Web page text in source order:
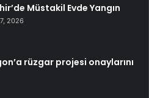
Müstakil Evde Yangın
2026
rüzgar projesi onaylarını